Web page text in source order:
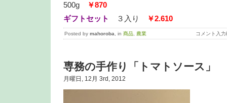
500g
￥870
ギフトセット
３入り ￥2.610
Posted by mahoroba , in 商品 農業 コメント入力
専務の手作り「トマトソース」
月曜日, 12月 3rd, 2012